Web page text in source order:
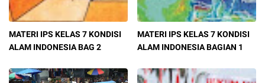
MATERI IPS KELAS 7 KONDISI
ALAM INDONESIA BAG 2
MATERI IPS KELAS 7 KONDISI
ALAM INDONESIA BAGIAN 1